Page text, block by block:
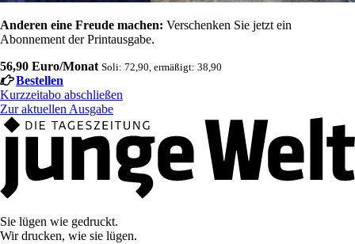
Anderen eine Freude machen: Verschenken Sie jetzt ein
Abonnement der Printausgabe.
56,90 Euro/Monat Soli: 72,90, ermäßigt: 38,90
Bestellen
Kurzzeitabo abschließen
Zur aktuellen Ausgabe
Sie lügen wie gedruckt.
Wir drucken, wie sie lügen.